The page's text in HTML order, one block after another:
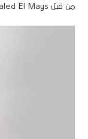
من قبل Khaled El Mays